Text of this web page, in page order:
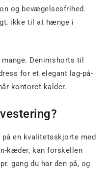
og bevægelsesfrihed.
ikke til at hænge i
Denimshorts til
for et elegant lag-på-
kontoret kalder.
en kvalitetsskjorte med
kæder, kan forskellen
gang du har den på, og